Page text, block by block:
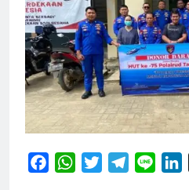
FacebookWhatsApp
TwitterTelegram
Line